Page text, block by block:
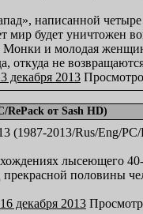
написанной
мир будет уничтожен
и молодая
откуда не
декабря 2013
RePack от Sash HD)
лысеющего
половины
16 декабря 2013